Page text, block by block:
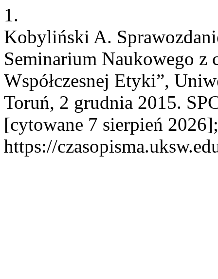
1.
Kobyliński A.
Seminarium Naukowego z
Współczesnej Etyki”,
Toruń, 2 grudnia 2015.
[cytowane 7 sierpień
https://